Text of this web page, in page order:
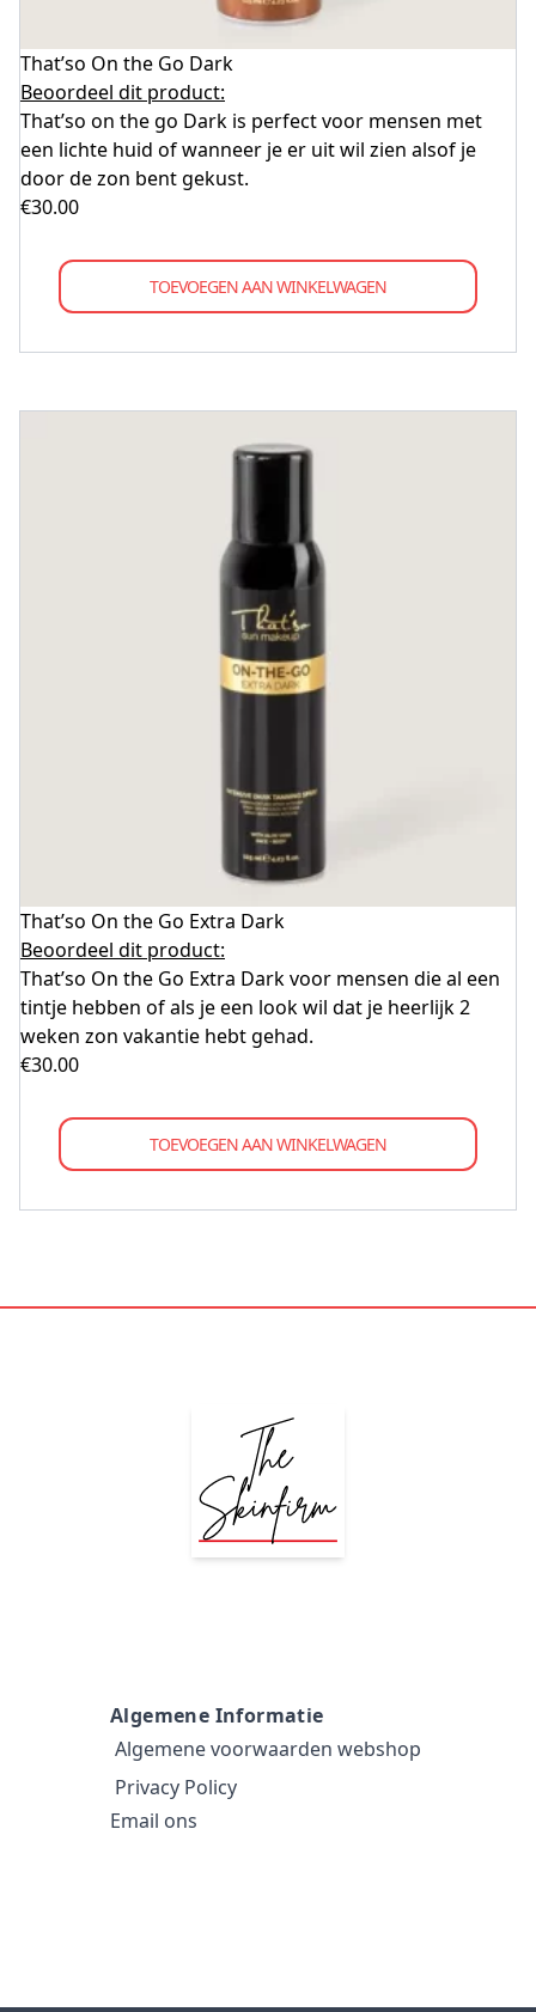
That’so On the Go Dark
Beoordeel dit product:
That’so on the go Dark is perfect voor mensen met
een lichte huid of wanneer je er uit wil zien alsof je
door de zon bent gekust.
€30.00
TOEVOEGEN AAN WINKELWAGEN
That’so On the Go Extra Dark
Beoordeel dit product:
That’so On the Go Extra Dark voor mensen die al een
tintje hebben of als je een look wil dat je heerlijk 2
weken zon vakantie hebt gehad.
€30.00
TOEVOEGEN AAN WINKELWAGEN
Algemene Informatie
Algemene voorwaarden webshop
Privacy Policy
Email ons